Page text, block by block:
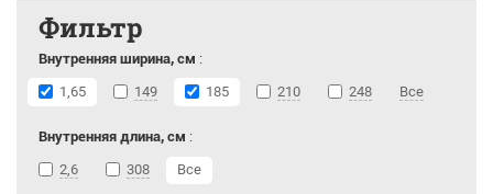
Фильтр
Внутренняя ширина, см :
1,65
149 185 210 248 Все
Внутренняя длина, см :
2,6
308 Все